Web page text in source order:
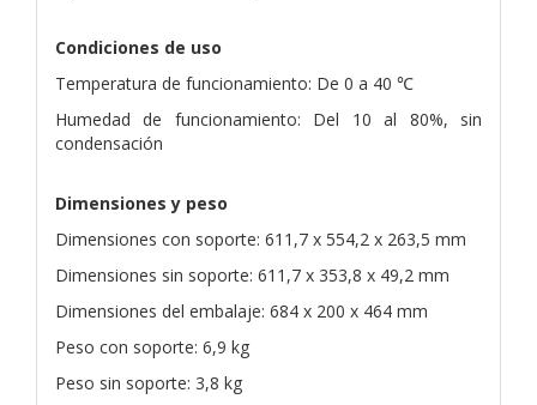
Condiciones de uso
Temperatura de funcionamiento: De 0 a 40 ℃
Humedad de funcionamiento: Del 10 al 80%, sin
condensación
Dimensiones y peso
Dimensiones con soporte: 611,7 x 554,2 x 263,5 mm
Dimensiones sin soporte: 611,7 x 353,8 x 49,2 mm
Dimensiones del embalaje: 684 x 200 x 464 mm
Peso con soporte: 6,9 kg
Peso sin soporte: 3,8 kg